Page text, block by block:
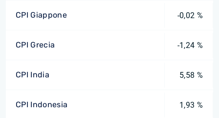
CPI Giappone -0,02 %
CPI Grecia -1,24 %
CPI India 5,58 %
CPI Indonesia 1,93 %